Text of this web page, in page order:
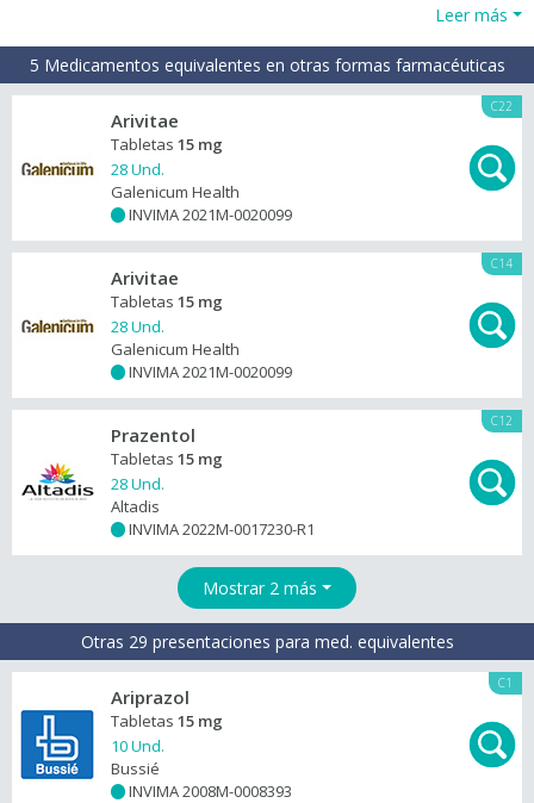
Leer más
5 Medicamentos equivalentes en otras formas farmacéuticas
C22
Arivitae
Tabletas 15 mg
28 Und.
Galenicum Health
INVIMA 2021M-0020099
C14
Arivitae
Tabletas 15 mg
28 Und.
Galenicum Health
INVIMA 2021M-0020099
C12
Prazentol
Tabletas 15 mg
28 Und.
Altadis
INVIMA 2022M-0017230-R1
Mostrar 2 más
Otras 29 presentaciones para med. equivalentes
C1
Ariprazol
Tabletas 15 mg
10 Und.
Bussié
INVIMA 2008M-0008393